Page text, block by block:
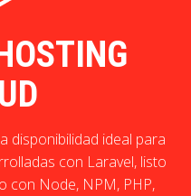
disponibilidad ideal para
con Laravel, listo
con Node, NPM, PHP,